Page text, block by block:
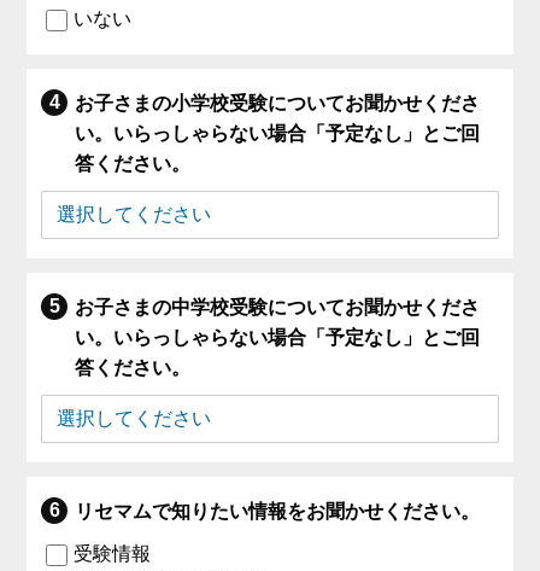
いない
お子さまの小学校受験についてお聞かせくださ
い。いらっしゃらない場合「予定なし」とご回
答ください。
お子さまの中学校受験についてお聞かせくださ
い。いらっしゃらない場合「予定なし」とご回
答ください。
リセマムで知りたい情報をお聞かせください。
受験情報